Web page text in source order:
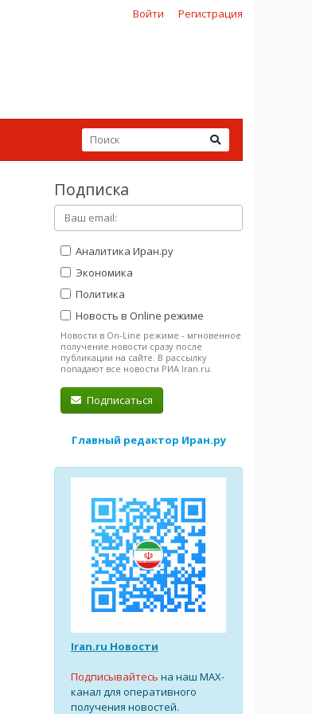
Войти Регистрация
Подписка
Аналитика Иран.ру
Экономика
Политика
Новость в Online режиме
Новости в On-Line режиме - мгновенное
получение новости сразу после
публикации на сайте. В рассылку
попадают все новости РИА Iran.ru.
Подписаться
Главный редактор Иран.ру
Iran.ru Новости
Подписывайтесь на наш MAX-
канал для оперативного
получения новостей.